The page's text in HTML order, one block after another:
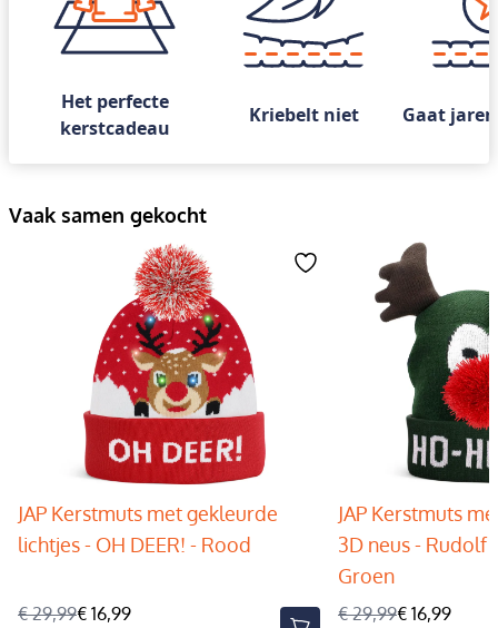
Het perfecte
kerstcadeau
Kriebelt niet Gaat
Vaak samen gekocht
JAP Kerstmuts met gekleurde
lichtjes - OH DEER! - Rood
€ 29,99€ 16,99
JAP Kerstmuts
3D neus - Rudolf
Groen
€ 29,99€ 16,99